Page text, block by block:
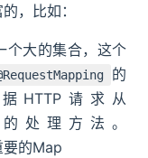
，比如：
个大的集合，这个
的
HTTP请求从
处理方法。
要的Map